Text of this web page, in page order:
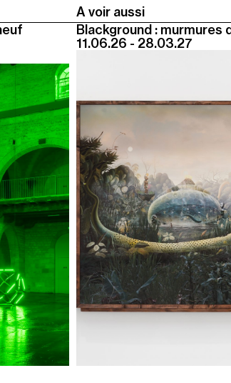
A voir aussi
Blackground : murmures
11.06.26 - 28.03.27